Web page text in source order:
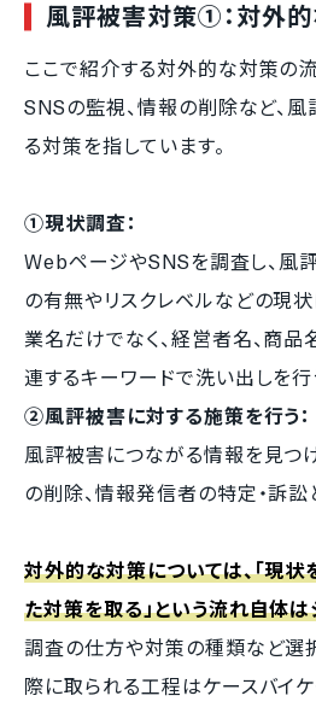
風評被害対策①：対外
ここで紹介する対外的な対策の
SNSの監視、情報の削除など、
る対策を指しています。
①現状調査：
WebページやSNSを調査し、風
の有無やリスクレベルなどの現
業名だけでなく、経営者名、商品
連するキーワードで洗い出しを行
②風評被害に対する施策を行う：
風評被害につながる情報を見つ
の削除、情報発信者の特定・訴訟
対外的な対策については、「現
た対策を取る」という流れ自体は
調査の仕方や対策の種類など選
際に取られる工程はケースバイケ